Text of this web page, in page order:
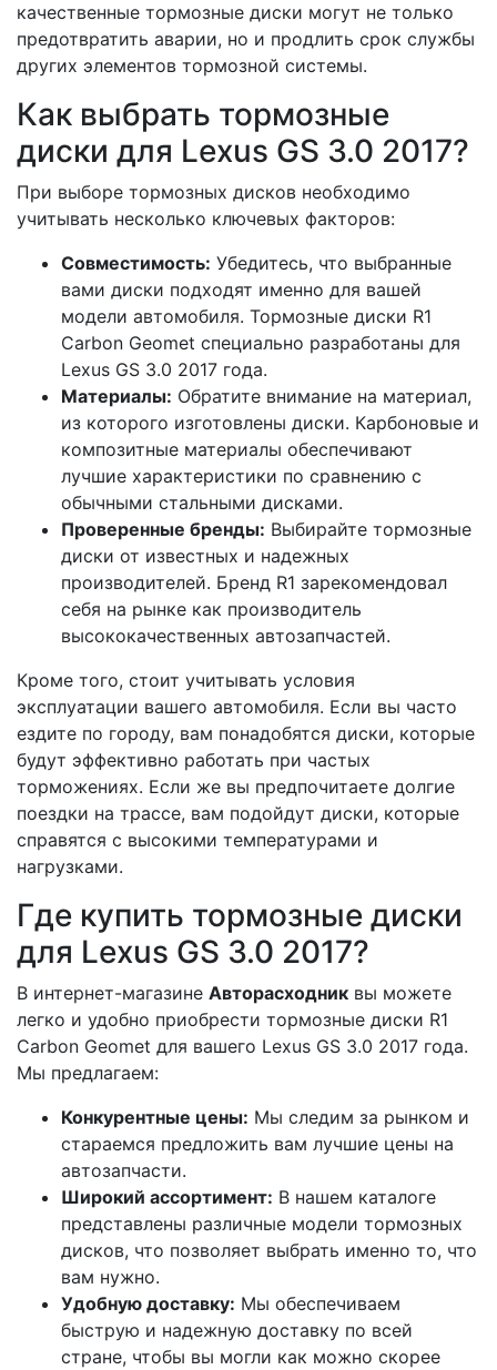
качественные тормозные диски могут не только
предотвратить аварии, но и продлить срок службы
других элементов тормозной системы.
Как выбрать тормозные
диски для Lexus GS 3.0 2017?
При выборе тормозных дисков необходимо
учитывать несколько ключевых факторов:
Совместимость: Убедитесь, что выбранные
вами диски подходят именно для вашей
модели автомобиля. Тормозные диски R1
Carbon Geomet специально разработаны для
Lexus GS 3.0 2017 года.
Материалы: Обратите внимание на материал,
из которого изготовлены диски. Карбоновые и
композитные материалы обеспечивают
лучшие характеристики по сравнению с
обычными стальными дисками.
Проверенные бренды: Выбирайте тормозные
диски от известных и надежных
производителей. Бренд R1 зарекомендовал
себя на рынке как производитель
высококачественных автозапчастей.
Кроме того, стоит учитывать условия
эксплуатации вашего автомобиля. Если вы часто
ездите по городу, вам понадобятся диски, которые
будут эффективно работать при частых
торможениях. Если же вы предпочитаете долгие
поездки на трассе, вам подойдут диски, которые
справятся с высокими температурами и
нагрузками.
Где купить тормозные диски
для Lexus GS 3.0 2017?
В интернет-магазине Авторасходник вы можете
легко и удобно приобрести тормозные диски R1
Carbon Geomet для вашего Lexus GS 3.0 2017 года.
Мы предлагаем:
Конкурентные цены: Мы следим за рынком и
стараемся предложить вам лучшие цены на
автозапчасти.
Широкий ассортимент: В нашем каталоге
представлены различные модели тормозных
дисков, что позволяет выбрать именно то, что
вам нужно.
Удобную доставку: Мы обеспечиваем
быструю и надежную доставку по всей
стране, чтобы вы могли как можно скорее